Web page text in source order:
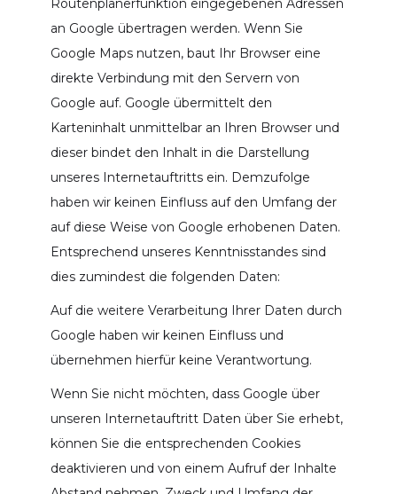
Routenplanerfunktion eingegebenen Adressen
an Google übertragen werden. Wenn Sie
Google Maps nutzen, baut Ihr Browser eine
direkte Verbindung mit den Servern von
Google auf. Google übermittelt den
Karteninhalt unmittelbar an Ihren Browser und
dieser bindet den Inhalt in die Darstellung
unseres Internetauftritts ein. Demzufolge
haben wir keinen Einfluss auf den Umfang der
auf diese Weise von Google erhobenen Daten.
Entsprechend unseres Kenntnisstandes sind
dies zumindest die folgenden Daten:
Auf die weitere Verarbeitung Ihrer Daten durch
Google haben wir keinen Einfluss und
übernehmen hierfür keine Verantwortung.
Wenn Sie nicht möchten, dass Google über
unseren Internetauftritt Daten über Sie erhebt,
können Sie die entsprechenden Cookies
deaktivieren und von einem Aufruf der Inhalte